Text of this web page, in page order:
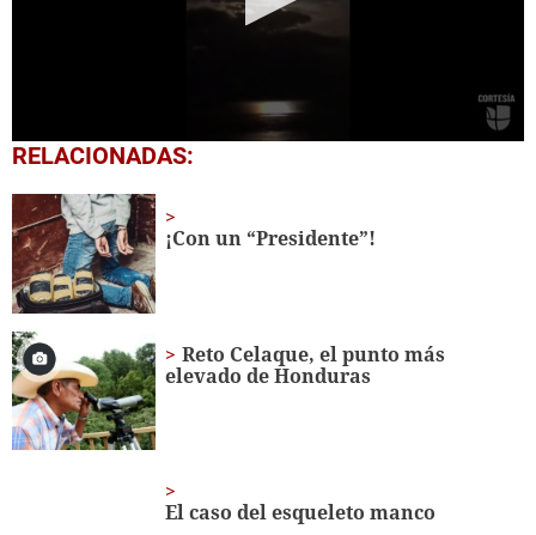
0
seconds
39
seconds
RELACIONADAS:
¡Con un “Presidente”!
Reto Celaque, el punto más
elevado de Honduras
El caso del esqueleto manco